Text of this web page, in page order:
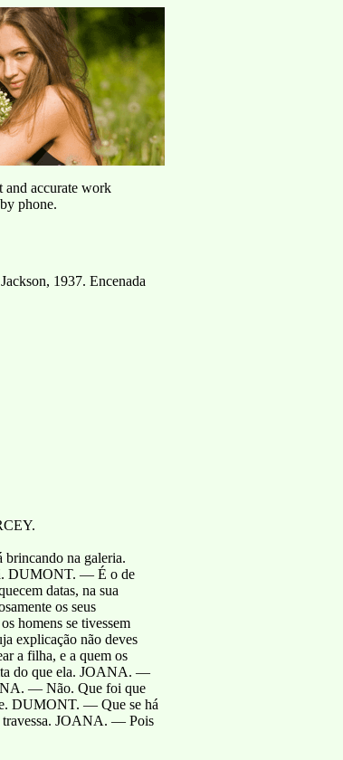
and accurate work
phone.
1937. Encenada
na galeria.
DUMONT. — É o de
datas, na sua
os seus
homens se tivessem
explicação não deves
a filha, e a quem os
do que ela. JOANA. —
— Não. Que foi que
DUMONT. — Que se há
travessa. JOANA. — Pois